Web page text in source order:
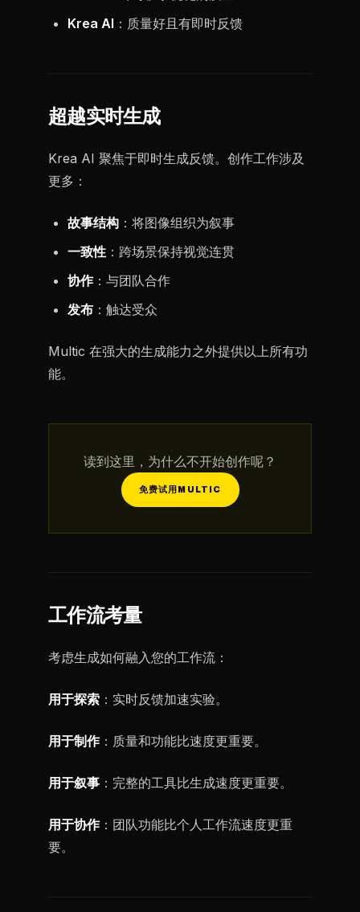
Krea AI ：质量好且有即时反馈
超越实时生成
Krea AI 聚焦于即时生成反馈。创作工作涉及
更多：
故事结构 ：将图像组织为叙事
一致性 ：跨场景保持视觉连贯
协作：与团队合作
发布 ：触达受众
Multic 在强大的生成能力之外提供以上所有功
能。
读到这里，为什么不开始创作呢？
免费试用MULTIC
工作流考量
考虑生成如何融入您的工作流：
用于探索 ：实时反馈加速实验。
用于制作：质量和功能比速度更重要。
用于叙事 ：完整的工具比生成速度更重要。
用于协作：团队功能比个人工作流速度更重
要。